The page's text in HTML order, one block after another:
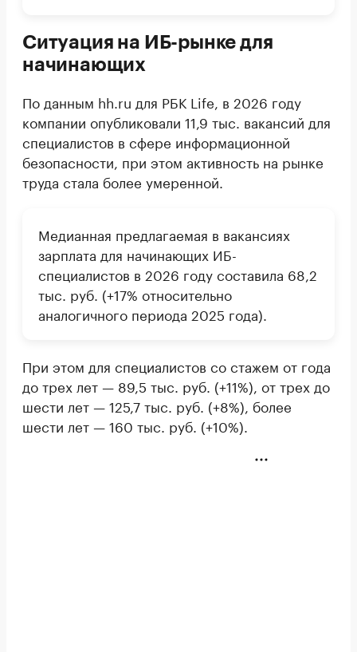
Ситуация на ИБ-рынке для
начинающих
По данным hh.ru для РБК Life, в 2026 году
компании опубликовали 11,9 тыс. вакансий для
специалистов в сфере информационной
безопасности, при этом активность на рынке
труда стала более умеренной.
Медианная предлагаемая в вакансиях
зарплата для начинающих ИБ-
специалистов в 2026 году составила 68,2
тыс. руб. (+17% относительно
аналогичного периода 2025 года).
При этом для специалистов со стажем от года
до трех лет — 89,5 тыс. руб. (+11%), от трех до
шести лет — 125,7 тыс. руб. (+8%), более
шести лет — 160 тыс. руб. (+10%).